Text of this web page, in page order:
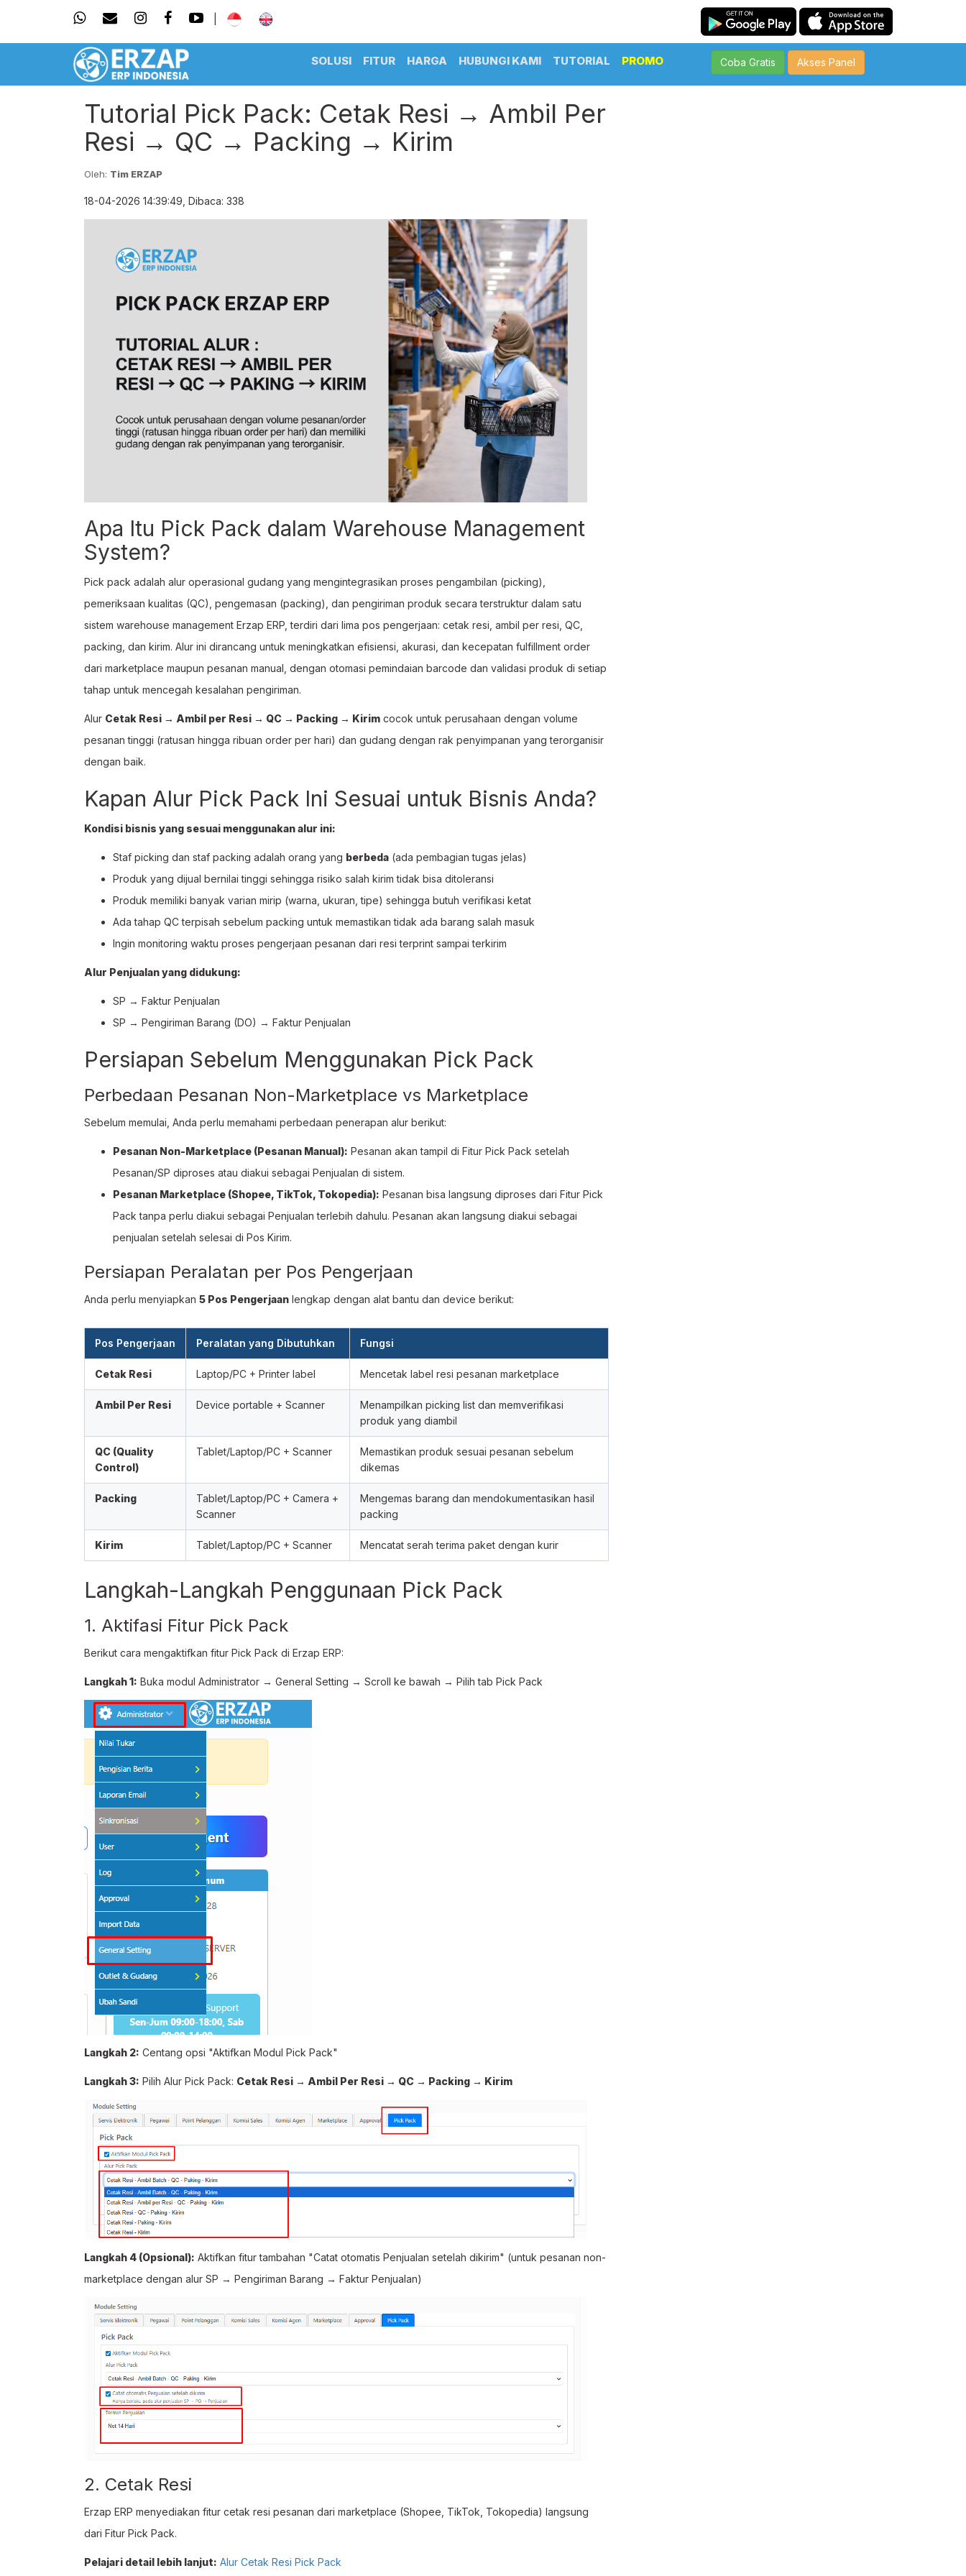
SOLUSI FITUR HARGA HUBUNGI KAMI TUTORIAL PROMO Coba Gratis Akses Panel
Tutorial Pick Pack: Cetak Resi → Ambil Per
Resi → QC → Packing → Kirim
Oleh: Tim ERZAP
18-04-2026 14:39:49, Dibaca: 338
Apa Itu Pick Pack dalam Warehouse Management
System?
Pick pack adalah alur operasional gudang yang mengintegrasikan proses pengambilan (picking),
pemeriksaan kualitas (QC), pengemasan (packing), dan pengiriman produk secara terstruktur dalam satu
sistem warehouse management Erzap ERP, terdiri dari lima pos pengerjaan: cetak resi, ambil per resi, QC,
packing, dan kirim. Alur ini dirancang untuk meningkatkan efisiensi, akurasi, dan kecepatan fulfillment order
dari marketplace maupun pesanan manual, dengan otomasi pemindaian barcode dan validasi produk di setiap
tahap untuk mencegah kesalahan pengiriman.
Alur Cetak Resi → Ambil per Resi → QC → Packing → Kirim cocok untuk perusahaan dengan volume
pesanan tinggi (ratusan hingga ribuan order per hari) dan gudang dengan rak penyimpanan yang terorganisir
dengan baik.
Kapan Alur Pick Pack Ini Sesuai untuk Bisnis Anda?
Kondisi bisnis yang sesuai menggunakan alur ini:
Staf picking dan staf packing adalah orang yang berbeda (ada pembagian tugas jelas)
Produk yang dijual bernilai tinggi sehingga risiko salah kirim tidak bisa ditoleransi
Produk memiliki banyak varian mirip (warna, ukuran, tipe) sehingga butuh verifikasi ketat
Ada tahap QC terpisah sebelum packing untuk memastikan tidak ada barang salah masuk
Ingin monitoring waktu proses pengerjaan pesanan dari resi terprint sampai terkirim
Alur Penjualan yang didukung:
SP → Faktur Penjualan
SP → Pengiriman Barang (DO) → Faktur Penjualan
Persiapan Sebelum Menggunakan Pick Pack
Perbedaan Pesanan Non-Marketplace vs Marketplace
Sebelum memulai, Anda perlu memahami perbedaan penerapan alur berikut:
Pesanan Non-Marketplace (Pesanan Manual): Pesanan akan tampil di Fitur Pick Pack setelah
Pesanan/SP diproses atau diakui sebagai Penjualan di sistem.
Pesanan Marketplace (Shopee, TikTok, Tokopedia): Pesanan bisa langsung diproses dari Fitur Pick
Pack tanpa perlu diakui sebagai Penjualan terlebih dahulu. Pesanan akan langsung diakui sebagai
penjualan setelah selesai di Pos Kirim.
Persiapan Peralatan per Pos Pengerjaan
Anda perlu menyiapkan 5 Pos Pengerjaan lengkap dengan alat bantu dan device berikut:
Pos Pengerjaan Peralatan yang Dibutuhkan Fungsi
Cetak Resi Laptop/PC + Printer label Mencetak label resi pesanan marketplace
Ambil Per Resi Device portable + Scanner
Menampilkan picking list dan memverifikasi
produk yang diambil
QC (Quality
Control)
Tablet/Laptop/PC + Scanner
Memastikan produk sesuai pesanan sebelum
dikemas
Packing
Tablet/Laptop/PC + Camera +
Scanner
Mengemas barang dan mendokumentasikan hasil
packing
Kirim Tablet/Laptop/PC + Scanner Mencatat serah terima paket dengan kurir
Langkah-Langkah Penggunaan Pick Pack
1. Aktifasi Fitur Pick Pack
Berikut cara mengaktifkan fitur Pick Pack di Erzap ERP:
Langkah 1: Buka modul Administrator → General Setting → Scroll ke bawah → Pilih tab Pick Pack
Langkah 2: Centang opsi "Aktifkan Modul Pick Pack"
Langkah 3: Pilih Alur Pick Pack: Cetak Resi → Ambil Per Resi → QC → Packing → Kirim
Langkah 4 (Opsional): Aktifkan fitur tambahan "Catat otomatis Penjualan setelah dikirim" (untuk pesanan non-
marketplace dengan alur SP → Pengiriman Barang → Faktur Penjualan)
2. Cetak Resi
Erzap ERP menyediakan fitur cetak resi pesanan dari marketplace (Shopee, TikTok, Tokopedia) langsung
dari Fitur Pick Pack.
Pelajari detail lebih lanjut: Alur Cetak Resi Pick Pack